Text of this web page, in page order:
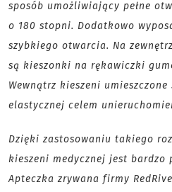
sposób umożliwiający pełne
o 180 stopni. Dodatkowo
szybkiego otwarcia. Na
są kieszonki na rękawiczki
Wewnątrz kieszeni
elastycznej celem
Dzięki zastosowaniu takiego
kieszeni medycznej jest bardzo
Apteczka zrywana firmy